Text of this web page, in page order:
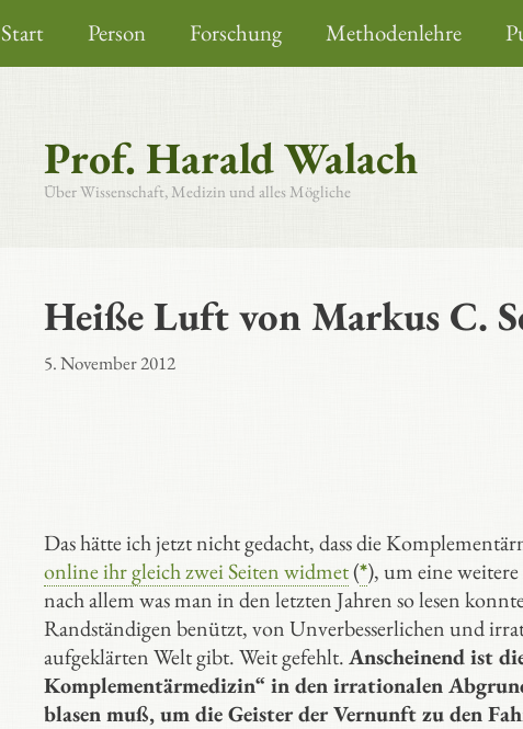
Inhalt
springen
Start Person Forschung Methodenlehre
Prof. Harald Walach
Über Wissenschaft, Medizin und alles Mögliche
Heiße Luft von Markus C.
5. November 2012
Das hätte ich jetzt nicht gedacht, dass die
online ihr gleich zwei Seiten widmet(*), um eine
nach allem was man in den letzten Jahren so lesen
Randständigen benützt, von Unverbesserlichen und
aufgeklärten Welt gibt. Weit gefehlt.Anscheinend ist
Komplementärmedizin“ in den irrationalen
blasen muß, um die Geister der Vernunft zu den